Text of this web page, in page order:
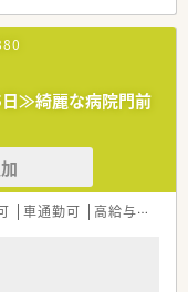
日≫綺麗な病院門前
車通勤可 高給与(600万円以上)